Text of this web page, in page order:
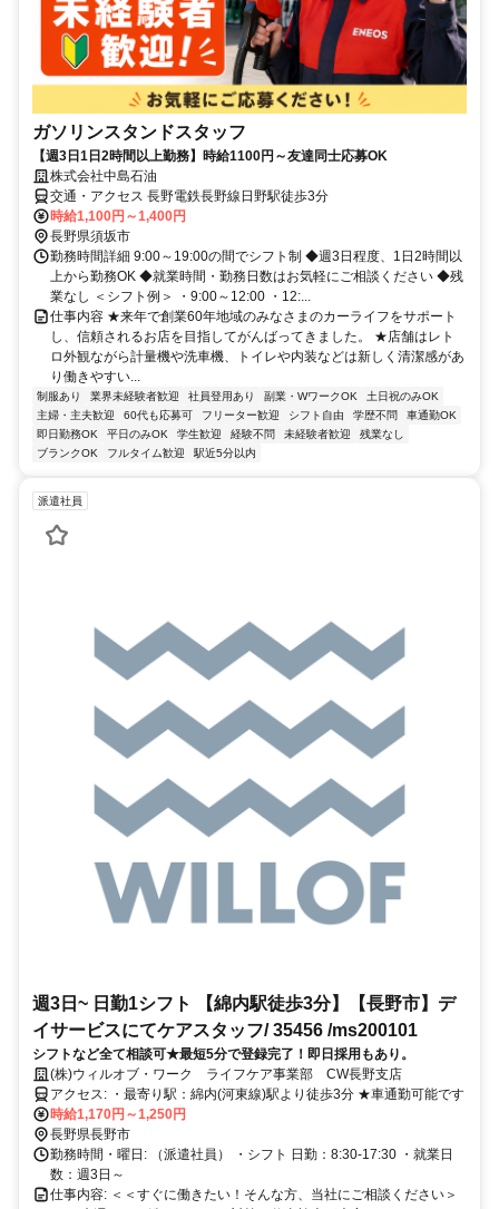
ガソリンスタンドスタッフ
【週3日1日2時間以上勤務】時給1100円～友達同士応募OK
株式会社中島石油
交通・アクセス 長野電鉄長野線日野駅徒歩3分
時給1,100円～1,400円
長野県須坂市
勤務時間詳細 9:00～19:00の間でシフト制 ◆週3日程度、1日2時間以
上から勤務OK ◆就業時間・勤務日数はお気軽にご相談ください ◆残
業なし ＜シフト例＞ ・9:00～12:00 ・12:...
仕事内容 ★来年で創業60年地域のみなさまのカーライフをサポート
し、信頼されるお店を目指してがんばってきました。 ★店舗はレト
ロ外観ながら計量機や洗車機、トイレや内装などは新しく清潔感があ
り働きやすい...
制服あり 業界未経験者歓迎 社員登用あり 副業・WワークOK
土日祝のみOK
主婦・主夫歓迎
60代も応募可 フリーター歓迎 シフト自由 学歴不問
車通勤OK
即日勤務OK
平日のみOK 学生歓迎 経験不問 未経験者歓迎
残業なし
ブランクOK
フルタイム歓迎 駅近5分以内
派遣社員
週3日~ 日勤1シフト 【綿内駅徒歩3分】【長野市】デ
イサービスにてケアスタッフ/ 35456 /ms200101
シフトなど全て相談可★最短5分で登録完了！即日採用もあり。
(株)ウィルオブ・ワーク ライフケア事業部 CW長野支店
アクセス: ・最寄り駅：綿内(河東線)駅より徒歩3分 ★車通勤可能です
時給1,170円～1,250円
長野県長野市
勤務時間・曜日: （派遣社員） ・シフト 日勤：8:30-17:30 ・就業日
数：週3日～
仕事内容: ＜＜すぐに働きたい！そんな方、当社にご相談ください＞